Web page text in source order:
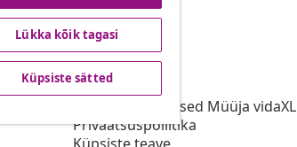
vidaXL
vidaXList
Kasutustingimused Müüja vidaXL
Privaatsuspoliitika
Lükka kõik tagasi
Küpsiste sätted